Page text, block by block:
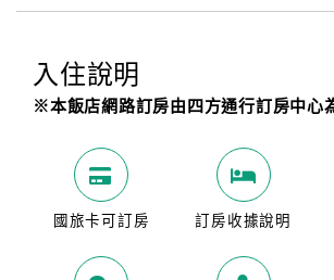
入住說明
※本飯店網路訂房由四方通行訂房中心
國旅卡可訂房 訂房收據說明